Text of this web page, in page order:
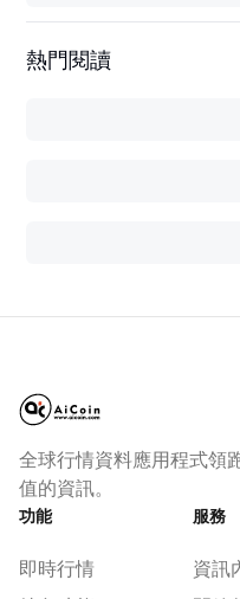
熱門閱讀
全球行情資料應用程式領
值的資訊。
功能
即時行情
服務
資訊